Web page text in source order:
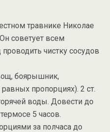
травнике Николае
советует всем
чистку сосудов
боярышник,
пропорциях). 2 ст.
воды. Довести до
5 часов.
за полчаса до